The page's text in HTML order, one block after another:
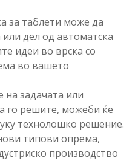
за таблети може да
дел од автоматска
идеи во врска со
во вашето
задачата или
го решите, можеби ќе
технолошко решение.
типови опрема,
производство